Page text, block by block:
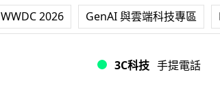
Honor Magic V6 大摺
WWDC 2026 GenAI 與雲端科技專區
3C科技 手提電話